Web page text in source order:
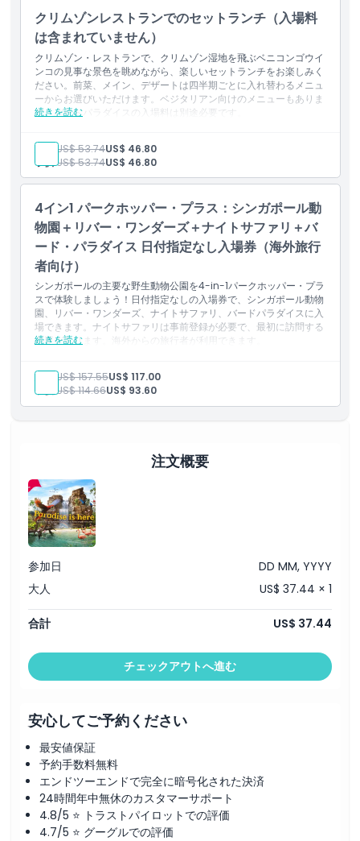
クリムゾンレストランでのセットランチ（入場料
は含まれていません）
クリムゾン・レストランで、クリムゾン湿地を飛ぶベニコンゴウイ
ンコの見事な景色を眺めながら、楽しいセットランチをお楽しみく
ださい。前菜、メイン、デザートは四半期ごとに入れ替わるメニュ
ーからお選びいただけます。ベジタリアン向けのメニューもありま
す。バードパラダイスの入場料は別途必要です。
続きを読む
景観の美しいクリムゾン湿地を望むクリムゾンレストランでの
セットランチ
季節のメニューから前菜、メインコース、デザートを選択
ベジタリアンメニューあり
バードパラダイスの入場料は含まれておらず、別途購入が必要
です
大人: US$ 53.74US$ 46.80
子供:US$ 53.74US$ 46.80
4イン1 パークホッパー・プラス：シンガポール動
物園＋リバー・ワンダーズ＋ナイトサファリ＋バ
ード・パラダイス 日付指定なし入場券（海外旅行
者向け）
シンガポールの主要な野生動物公園を4-in-1パークホッパー・プラ
スで体験しましょう！日付指定なしの入場券で、シンガポール動物
園、リバー・ワンダーズ、ナイトサファリ、バードパラダイスに入
場できます。ナイトサファリは事前登録が必要で、最初に訪問する
必要があります。海外からの旅行者が利用できます。
続きを読む
シンガポール動物園、リバー・ワンダーズ、ナイトサファリ、
バードパラダイスへの入場
ナイトサファリ訪問後、7日以内に柔軟に入場可
大人: US$ 157.55US$ 117.00
子供: US$ 114.66US$ 93.60
注文概要
参加日
DD MM, YYYY
大人
US$ 37.44 × 1
合計 US$ 37.44
チェックアウトへ進む
安心してご予約ください
最安値保証
予約手数料無料
エンドツーエンドで完全に暗号化された決済
24時間年中無休のカスタマーサポート
4.8/5 ⭐ トラストパイロットでの評価
4.7/5 ⭐ グーグルでの評価